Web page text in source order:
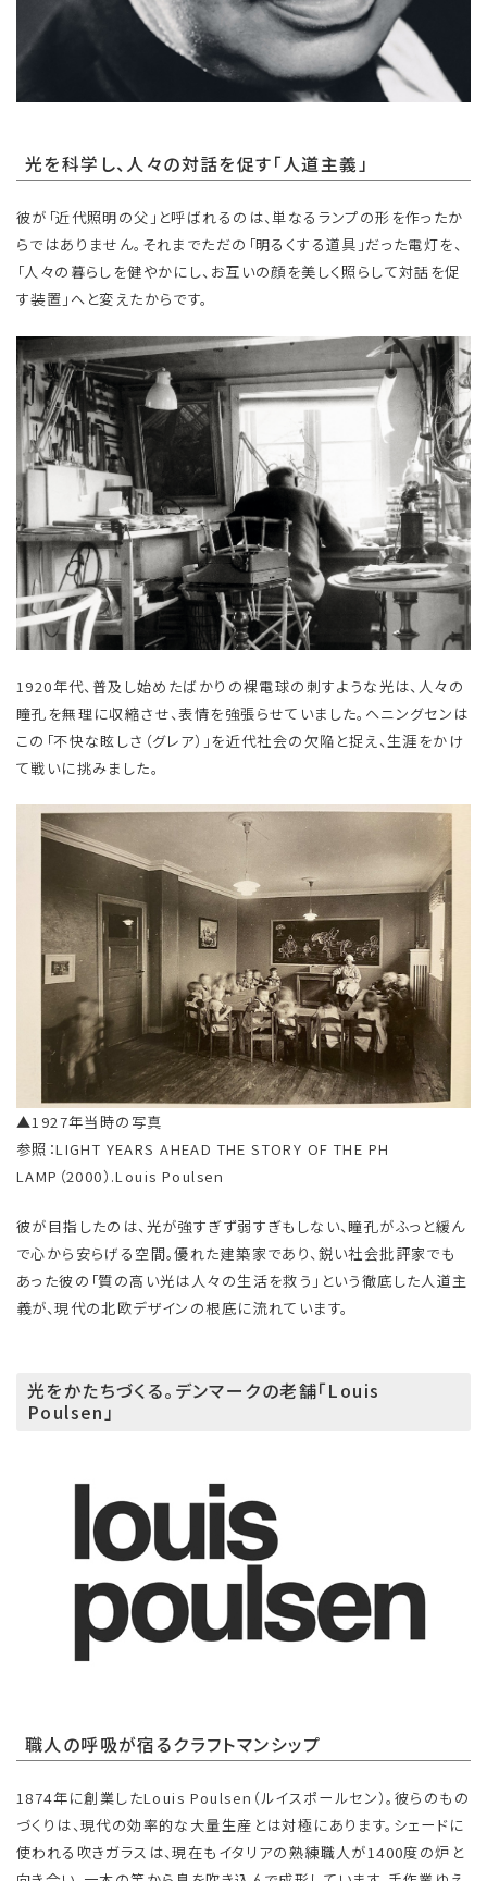
光を科学し、人々の対話を促す「人道主義」
彼が「近代照明の父」と呼ばれるのは、単なるランプの形を作ったか
らではありません。それまでただの「明るくする道具」だった電灯を、
「人々の暮らしを健やかにし、お互いの顔を美しく照らして対話を促
す装置」へと変えたからです。
1920年代、普及し始めたばかりの裸電球の刺すような光は、人々の
瞳孔を無理に収縮させ、表情を強張らせていました。ヘニングセンは
この「不快な眩しさ（グレア）」を近代社会の欠陥と捉え、生涯をかけ
て戦いに挑みました。
▲1927年当時の写真
参照：LIGHT YEARS AHEAD THE STORY OF THE PH
LAMP（2000）.Louis Poulsen
彼が目指したのは、光が強すぎず弱すぎもしない、瞳孔がふっと緩ん
で心から安らげる空間。優れた建築家であり、鋭い社会批評家でも
あった彼の「質の高い光は人々の生活を救う」という徹底した人道主
義が、現代の北欧デザインの根底に流れています。
光をかたちづくる。デンマークの老舗「Louis
Poulsen」
職人の呼吸が宿るクラフトマンシップ
1874年に創業したLouis Poulsen（ルイスポールセン）。彼らのもの
づくりは、現代の効率的な大量生産とは対極にあります。シェードに
使われる吹きガラスは、現在もイタリアの熟練職人が1400度の炉と